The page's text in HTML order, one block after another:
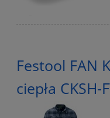
Festool FAN
ciepła CKSH-